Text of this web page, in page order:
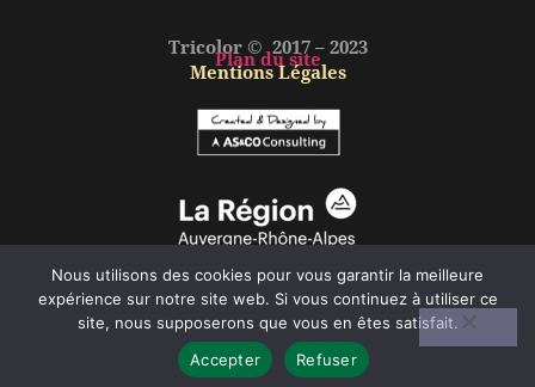
Tricolor © 2017 – 2023
Plan du site
Mentions Légales
Nous utilisons des cookies pour vous garantir la meilleure
expérience sur notre site web. Si vous continuez à utiliser ce
site, nous supposerons que vous en êtes satisfait.
Accepter
Refuser